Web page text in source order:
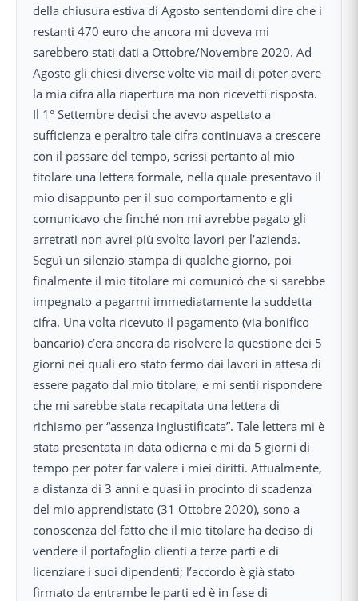
della chiusura estiva di Agosto sentendomi dire che i
restanti 470 euro che ancora mi doveva mi
sarebbero stati dati a Ottobre/Novembre 2020. Ad
Agosto gli chiesi diverse volte via mail di poter avere
la mia cifra alla riapertura ma non ricevetti risposta.
Il 1° Settembre decisi che avevo aspettato a
sufficienza e peraltro tale cifra continuava a crescere
con il passare del tempo, scrissi pertanto al mio
titolare una lettera formale, nella quale presentavo il
mio disappunto per il suo comportamento e gli
comunicavo che finché non mi avrebbe pagato gli
arretrati non avrei più svolto lavori per l’azienda.
Seguì un silenzio stampa di qualche giorno, poi
finalmente il mio titolare mi comunicò che si sarebbe
impegnato a pagarmi immediatamente la suddetta
cifra. Una volta ricevuto il pagamento (via bonifico
bancario) c’era ancora da risolvere la questione dei 5
giorni nei quali ero stato fermo dai lavori in attesa di
essere pagato dal mio titolare, e mi sentii rispondere
che mi sarebbe stata recapitata una lettera di
richiamo per “assenza ingiustificata”. Tale lettera mi è
stata presentata in data odierna e mi da 5 giorni di
tempo per poter far valere i miei diritti. Attualmente,
a distanza di 3 anni e quasi in procinto di scadenza
del mio apprendistato (31 Ottobre 2020), sono a
conoscenza del fatto che il mio titolare ha deciso di
vendere il portafoglio clienti a terze parti e di
licenziare i suoi dipendenti; l’accordo è già stato
firmato da entrambe le parti ed è in fase di